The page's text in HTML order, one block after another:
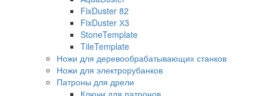
FixDuster 82
FixDuster Х3
StoneTemplate
TileTemplate
Ножи для деревообрабатывающих станков
Ножи для электрорубанков
Патроны для дрели
Ключи для патронов